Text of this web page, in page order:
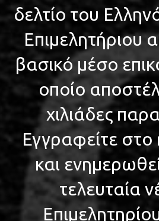
δελτίο του
Επιμελητήριου
βασικό μέσο
οποίο
χιλιάδες
Εγγραφείτε
και
τελευταία